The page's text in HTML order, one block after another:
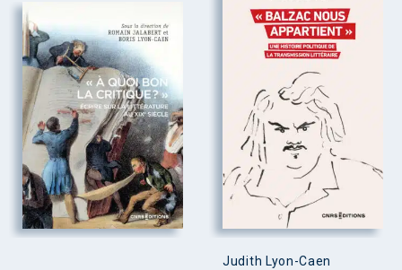
Judith Lyon-Caen